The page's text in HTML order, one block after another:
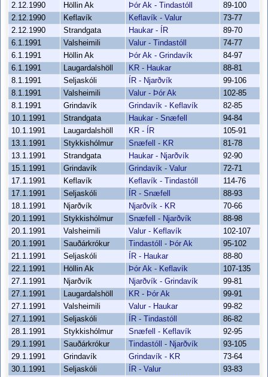
2.12.1990 Höllin Ak Þór Ak - Tindastóll
89-100
2.12.1990
Keflavík Keflavík - Valur
73-77
2.12.1990
Strandgata Haukar - ÍR
89-70
6.1.1991
Valsheimili Valur - Tindastóll
74-77
6.1.1991
Höllin Ak Þór Ak - Grindavík
84-97
6.1.1991
Laugardalshöll KR - Haukar
88-81
8.1.1991
Seljaskóli ÍR - Njarðvík
99-106
8.1.1991
Valsheimili Valur - Þór Ak
102-85
8.1.1991
Grindavík Grindavík - Keflavík
82-85
10.1.1991
Strandgata Haukar - Snæfell
94-84
10.1.1991
Laugardalshöll KR - ÍR
105-91
13.1.1991
Stykkishólmur Snæfell - KR
81-78
13.1.1991
Strandgata Haukar - Njarðvík
92-90
15.1.1991
Grindavík Grindavík - Valur
72-71
17.1.1991
Keflavík Keflavík - Tindastóll
114-76
17.1.1991
Seljaskóli ÍR - Snæfell
88-93
18.1.1991
Njarðvík Njarðvík - KR
70-66
20.1.1991
Stykkishólmur Snæfell - Njarðvík
88-98
20.1.1991
Valsheimili Valur - Keflavík
102-107
20.1.1991
Sauðárkrókur Tindastóll - Þór Ak
95-102
21.1.1991
Seljaskóli ÍR - Haukar
88-80
22.1.1991
Höllin Ak Þór Ak - Keflavík
107-135
27.1.1991
Njarðvík Njarðvík - Grindavík
99-81
27.1.1991
Laugardalshöll KR - Þór Ak
99-91
27.1.1991
Valsheimili Valur - Haukar
99-82
27.1.1991
Seljaskóli ÍR - Tindastóll
86-82
28.1.1991
Stykkishólmur Snæfell - Keflavík
92-95
29.1.1991
Sauðárkrókur Tindastóll - Njarðvík
93-105
29.1.1991
Grindavík Grindavík - KR
73-64
30.1.1991
Seljaskóli ÍR - Valur
93-83